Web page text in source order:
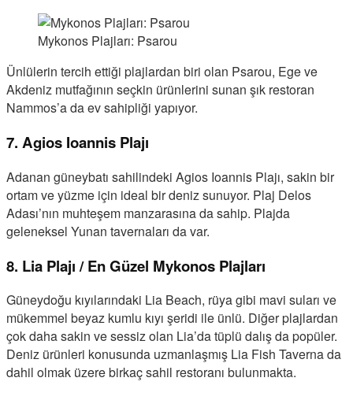
Mykonos Plajları: Psarou
Ünlülerin tercih ettiği plajlardan biri olan Psarou, Ege ve
Akdeniz mutfağının seçkin ürünlerini sunan şık restoran
Nammos’a da ev sahipliği yapıyor.
7. Agios Ioannis Plajı
Adanan güneybatı sahilindeki Agios Ioannis Plajı, sakin bir
ortam ve yüzme için ideal bir deniz sunuyor. Plaj Delos
Adası’nın muhteşem manzarasına da sahip. Plajda
geleneksel Yunan tavernaları da var.
8. Lia Plajı / En Güzel Mykonos Plajları
Güneydoğu kıyılarındaki Lia Beach, rüya gibi mavi suları ve
mükemmel beyaz kumlu kıyı şeridi ile ünlü. Diğer plajlardan
çok daha sakin ve sessiz olan Lia’da tüplü dalış da popüler.
Deniz ürünleri konusunda uzmanlaşmış Lia Fish Taverna da
dahil olmak üzere birkaç sahil restoranı bulunmakta.